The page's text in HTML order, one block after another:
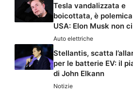
Tesla vandalizzata e
boicottata, è
USA: Elon Musk non
Auto elettriche
Stellantis, scatta
per le batterie EV: il
di John Elkann
Notizie